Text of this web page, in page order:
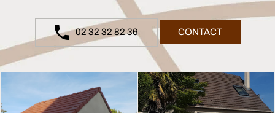
02 32 32 82 36 CONTACT